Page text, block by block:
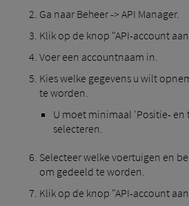
Ga naar Beheer -> API Manager.
Klik op de knop "API-account
Voer een accountnaam in.
Kies welke gegevens u wilt
te worden.
U moet minimaal 'Positie- en
selecteren.
Selecteer welke voertuigen en
om gedeeld te worden.
Klik op de knop "API-account